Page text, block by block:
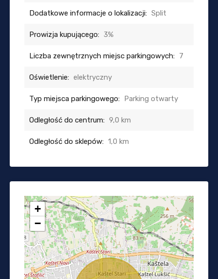
Dodatkowe informacje o lokalizacji: Split
Prowizja kupującego: 3%
Liczba zewnętrznych miejsc parkingowych: 7
Oświetlenie: elektryczny
Typ miejsca parkingowego: Parking otwarty
Odległość do centrum: 9,0 km
Odległość do sklepów: 1,0 km
+
−